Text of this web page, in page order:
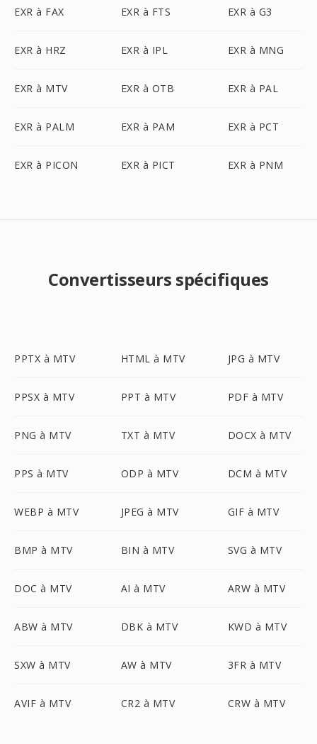
EXR à FAX EXR à FTS EXR à G3
EXR à HRZ EXR à IPL EXR à MNG
EXR à MTV EXR à OTB EXR à PAL
EXR à PALM EXR à PAM EXR à PCT
EXR à PICON EXR à PICT EXR à PNM
Convertisseurs spécifiques
PPTX à MTV HTML à MTV JPG à MTV
PPSX à MTV PPT à MTV PDF à MTV
PNG à MTV TXT à MTV DOCX à MTV
PPS à MTV ODP à MTV DCM à MTV
WEBP à MTV JPEG à MTV GIF à MTV
BMP à MTV BIN à MTV SVG à MTV
DOC à MTV AI à MTV ARW à MTV
ABW à MTV DBK à MTV KWD à MTV
SXW à MTV AW à MTV 3FR à MTV
AVIF à MTV CR2 à MTV CRW à MTV